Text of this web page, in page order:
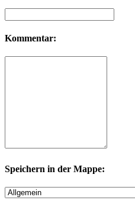
Kommentar:
Speichern in der Mappe: